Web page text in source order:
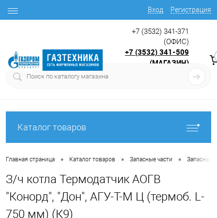
Вход Регистрация
+7 (3532) 341-371
(ОФИС)
+7 (3532) 341-509
(МАГАЗИН)
Каталог товаров
Главная страница • Каталог товаров • Запасные части • Запасные
З/ч котла Термодатчик АОГВ
"Конорд", "Дон", АГУ-Т-М Ц (термоб. L-
750 мм) (К9)